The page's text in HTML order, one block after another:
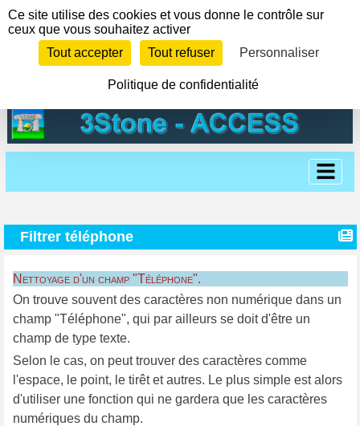
Filtrer téléphone
Nettoyage d'un champ "Téléphone".
On trouve souvent des caractères non numérique dans un
champ "Téléphone", qui par ailleurs se doit d'être un
champ de type texte.
Selon le cas, on peut trouver des caractères comme
l'espace, le point, le tirêt et autres. Le plus simple est alors
d'utiliser une fonction qui ne gardera que les caractères
numériques du champ.
Panneau de gestion des cookies
Ce site utilise des cookies et vous donne le contrôle sur
ceux que vous souhaitez activer
Tout accepter
Tout refuser Personnaliser
Politique de confidentialité